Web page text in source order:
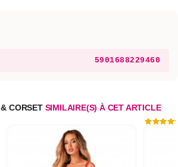
5901688229460
CORSETSIMILAIRE(S) À CET ARTICLE